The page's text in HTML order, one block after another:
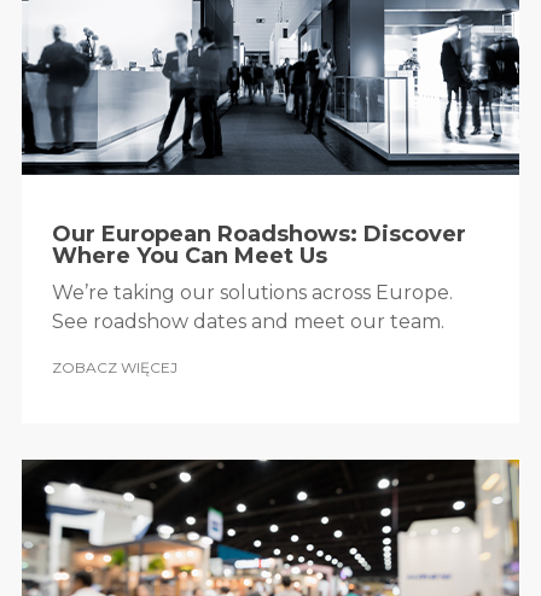
Our European Roadshows: Discover
Where You Can Meet Us
We’re taking our solutions across Europe.
See roadshow dates and meet our team.
ZOBACZ WIĘCEJ